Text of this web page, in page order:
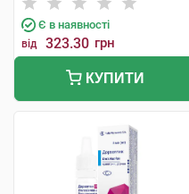
Є в наявності
від 323.30 грн
КУПИТИ